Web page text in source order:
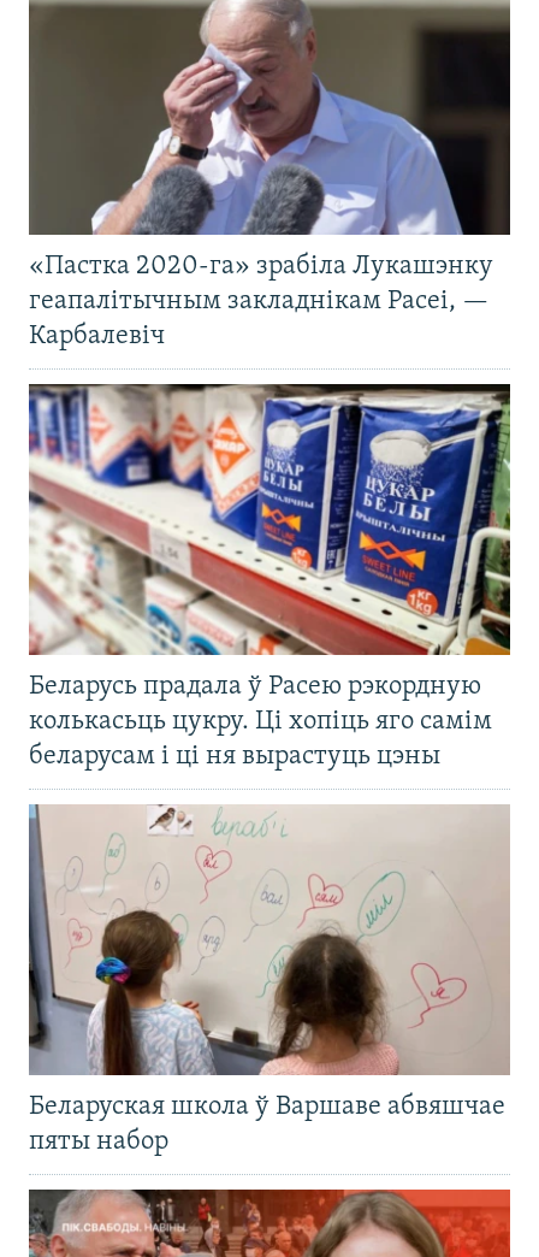
«Пастка 2020-га» зрабіла Лукашэнку
геапалітычным закладнікам Расеі, —
Карбалевіч
Беларусь прадала ў Расею рэкордную
колькасьць цукру. Ці хопіць яго самім
беларусам і ці ня вырастуць цэны
Беларуская школа ў Варшаве абвяшчае
пяты набор